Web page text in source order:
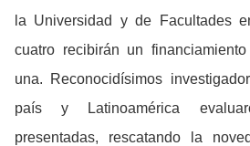
la Universidad y de Facultades
cuatro recibirán un
una. Reconocidísimos
país y Latinoamérica
presentadas, rescatando la